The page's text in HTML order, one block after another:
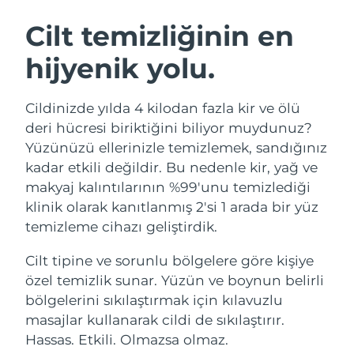
Cilt temizliğinin en
hijyenik yolu.
Cildinizde yılda 4 kilodan fazla kir ve ölü
deri hücresi biriktiğini biliyor muydunuz?
Yüzünüzü ellerinizle temizlemek, sandığınız
kadar etkili değildir. Bu nedenle kir, yağ ve
makyaj kalıntılarının %99'unu temizlediği
klinik olarak kanıtlanmış 2'si 1 arada bir yüz
temizleme cihazı geliştirdik.
Cilt tipine ve sorunlu bölgelere göre kişiye
özel temizlik sunar. Yüzün ve boynun belirli
bölgelerini sıkılaştırmak için kılavuzlu
masajlar kullanarak cildi de sıkılaştırır.
Hassas. Etkili. Olmazsa olmaz.
LUNA™ 4 seti
Anti-aging massage
LUNA™ 4 Plus
Massage, LED heating
LUNA™ 4 Men
For men, anti-aging massage
BEAR™ 2 seti
Microcurrent toning
BEAR™ 2 go
Microcurrent toning on-the-go
BEAR™ 2 eyes & lips
Microcurrent line smoothing device
Nemlendirme
UFO™ 3 seti
Deep facial hydration
UFO™ 3 LED
Near-infrared and red light therapy
device
Ağız bakımı
issa™ 4
Hybrid silicone sonic toothbrush
issa™ 4 plus
Smart hybrid silicone sonic toothbrush
FAQ™ YAŞLANMA KARŞITI BAKIM
Yaşlanma karşıtı LED bakım
NEW
Avusturya Tahmini teslim tarihi
Bahreyn Tahmini teslim tarihi
Belçika Tahmini teslim tarihi8/10/26
Bermuda Tahmini teslim tarihi8/16/26
Bosna-Hersek Tahmini teslim tarihi8/13/26
Brunei Tahmini teslim tarihi
Bulgaristan Tahmini teslim tarihi8/10/26
Kanada Tahmini teslim tarihi
Şili Tahmini teslim tarihi